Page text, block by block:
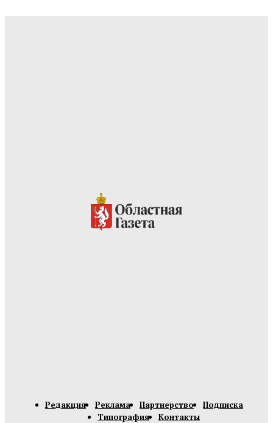
Редакция Реклама Партнерство
Подписка
Типография
Контакты